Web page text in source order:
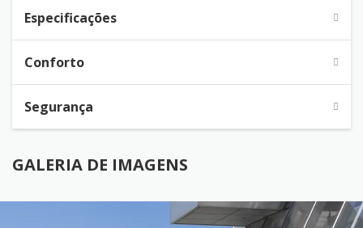
Especificações
Conforto
Segurança
GALERIA DE IMAGENS